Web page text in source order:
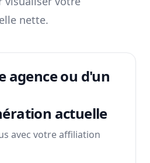
nette.
agence ou d'un
actuelle
avec votre affiliation